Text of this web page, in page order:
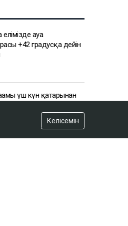
ауа
+42 градусқа дейін
үш күн қатарынан
Келісемін